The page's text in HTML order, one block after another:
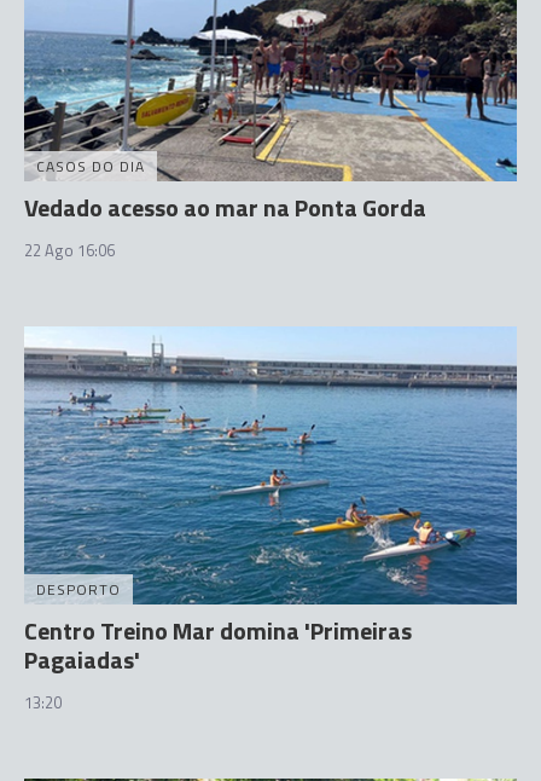
CASOS DO DIA
Vedado acesso ao mar na Ponta Gorda
22 Ago 16:06
DESPORTO
Centro Treino Mar domina 'Primeiras
Pagaiadas'
13:20